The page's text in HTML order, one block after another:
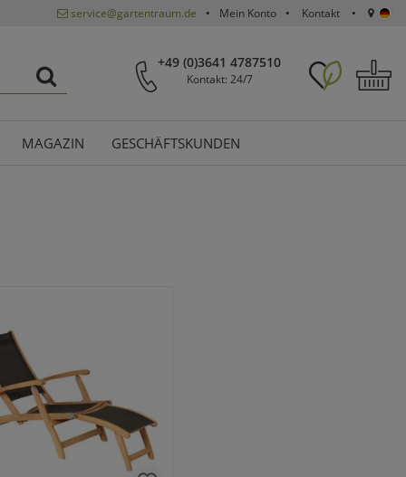
service@gartentraum.de Mein Konto Kontakt
+49 (0)3641 4787510
Kontakt: 24/7
MAGAZIN GESCHÄFTSKUNDEN